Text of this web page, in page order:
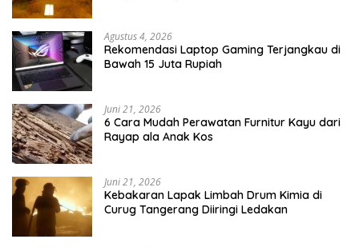
Agustus 4, 2026
Rekomendasi Laptop Gaming Terjangkau di
Bawah 15 Juta Rupiah
Juni 21, 2026
6 Cara Mudah Perawatan Furnitur Kayu dari
Rayap ala Anak Kos
Juni 21, 2026
Kebakaran Lapak Limbah Drum Kimia di
Curug Tangerang Diiringi Ledakan